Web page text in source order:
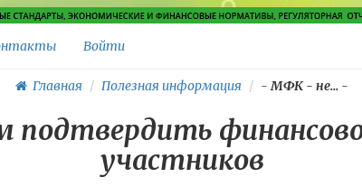
Войти
Главная Полезная информация -МФК - не... -
участников